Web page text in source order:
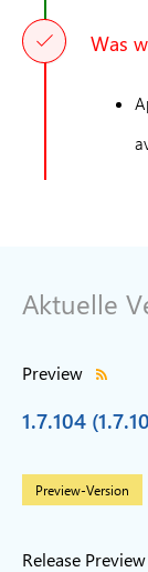
Was
Aktuelle
Preview
1.7.104
Preview-Version
Release Preview